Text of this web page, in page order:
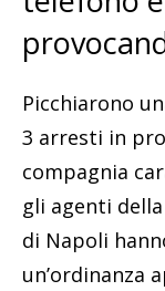
Picchiarono
3 arresti in
compagnia
gli agenti
di Napoli
un’ordinanza